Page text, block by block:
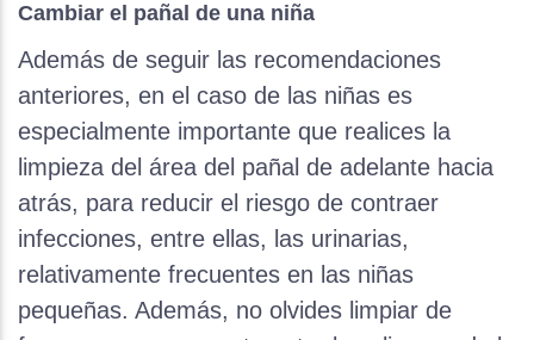
Cambiar el pañal de una niña
Además de seguir las recomendaciones
anteriores, en el caso de las niñas es
especialmente importante que realices la
limpieza del área del pañal de adelante hacia
atrás, para reducir el riesgo de contraer
infecciones, entre ellas, las urinarias,
relativamente frecuentes en las niñas
pequeñas. Además, no olvides limpiar de